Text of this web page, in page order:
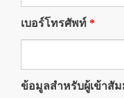
เบอร์โทรศัพท์ *
ข้อมูลสำหรับผู้เข้าสัม